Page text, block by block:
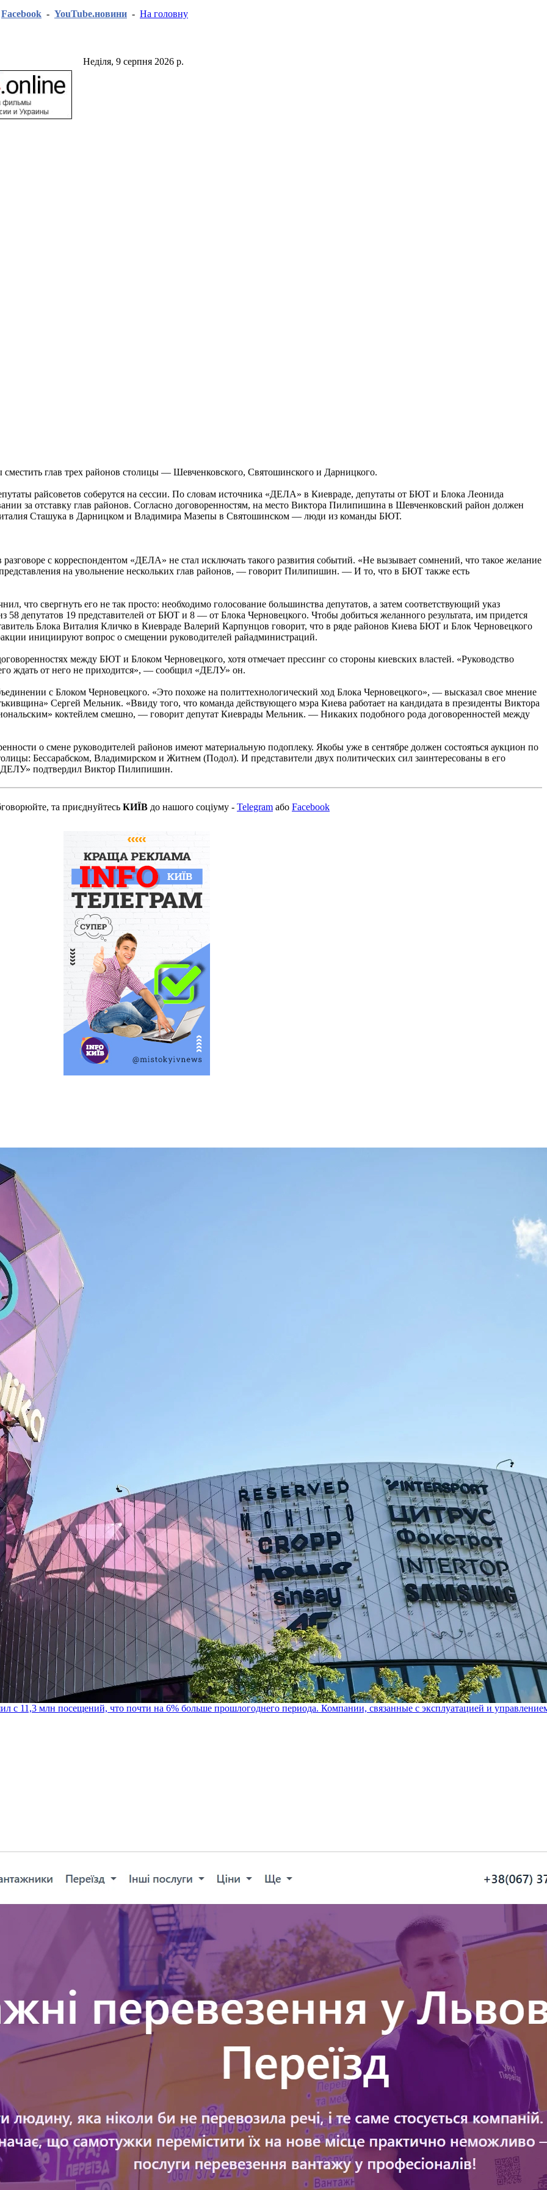
Facebook - YouTube.новини - На головну
Неділя, 9 серпня 2026 р.
глав трех районов столицы — Шевченковского, Святошинского и Дарницкого.
райсоветов соберутся на сессии. По словам источника «ДЕЛА» в Киевраде, депутаты от БЮТ и Блока Леонида
за отставку глав районов. Согласно договоренностям, на место Виктора Пилипишина в Шевченковский район должен
Виталия Сташука в Дарницком и Владимира Мазепы в Святошинском — люди из команды БЮТ.
с корреспондентом «ДЕЛА» не стал исключать такого развития событий. «Не вызывает сомнений, что такое желание
на увольнение нескольких глав районов, — говорит Пилипишин. — И то, что в БЮТ также есть
что свергнуть его не так просто: необходимо голосование большинства депутатов, а затем соответствующий указ
58 депутатов 19 представителей от БЮТ и 8 — от Блока Черновецкого. Чтобы добиться желанного результата, им придется
Блока Виталия Кличко в Киевраде Валерий Карпунцов говорит, что в ряде районов Киева БЮТ и Блок Черновецкого
инициируют вопрос о смещении руководителей райадминистраций.
между БЮТ и Блоком Черновецкого, хотя отмечает прессинг со стороны киевских властей. «Руководство
ждать от него не приходится», — сообщил «ДЕЛУ» он.
с Блоком Черновецкого. «Это похоже на политтехнологический ход Блока Черновецкого», — высказал свое мнение
Сергей Мельник. «Ввиду того, что команда действующего мэра Киева работает на кандидата в президенты Виктора
коктейлем смешно, — говорит депутат Киеврады Мельник. — Никаких подобного рода договоренностей между
о смене руководителей районов имеют материальную подоплеку. Якобы уже в сентябре должен состояться аукцион по
Бессарабском, Владимирском и Житнем (Подол). И представители двух политических сил заинтересованы в его
подтвердил Виктор Пилипишин.
та приєднуйтесь КИЇВ до нашого соціуму - Telegram або Facebook
с 11,3 млн посещений, что почти на 6% больше прошлогоднего периода. Компании, связанные с эксплуатацией и